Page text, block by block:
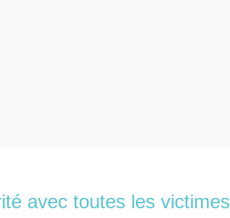
avec toutes les victimes